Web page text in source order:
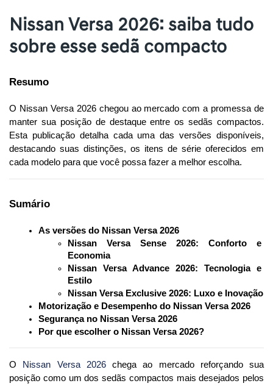
Nissan Versa 2026: saiba tudo
sobre esse sedã compacto
Resumo
O Nissan Versa 2026 chegou ao mercado com a promessa de
manter sua posição de destaque entre os sedãs compactos.
Esta publicação detalha cada uma das versões disponíveis,
destacando suas distinções, os itens de série oferecidos em
cada modelo para que você possa fazer a melhor escolha.
Sumário
As versões do Nissan Versa 2026
Nissan Versa Sense 2026: Conforto e
Economia
Nissan Versa Advance 2026: Tecnologia e
Estilo
Nissan Versa Exclusive 2026: Luxo e Inovação
Motorização e Desempenho do Nissan Versa 2026
Segurança no Nissan Versa 2026
Por que escolher o Nissan Versa 2026?
O Nissan Versa 2026 chega ao mercado reforçando sua
posição como um dos sedãs compactos mais desejados pelos